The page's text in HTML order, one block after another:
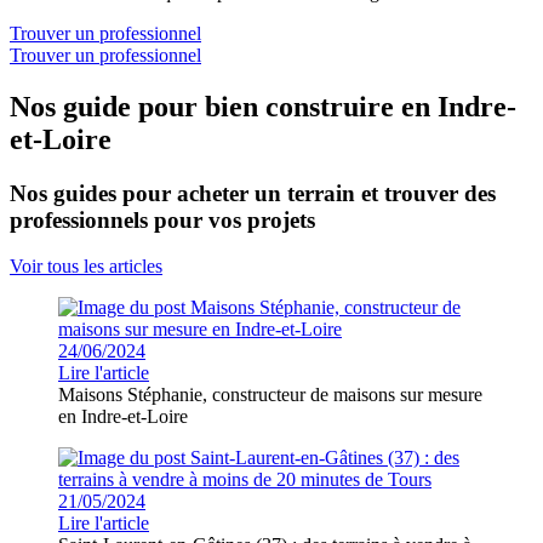
Trouver un professionnel
Trouver un professionnel
Nos guide pour bien construire en Indre-
et-Loire
Nos guides pour acheter un terrain et trouver des
professionnels pour vos projets
Voir tous les articles
24/06/2024
Lire l'article
Maisons Stéphanie, constructeur de maisons sur mesure
en Indre-et-Loire
21/05/2024
Lire l'article